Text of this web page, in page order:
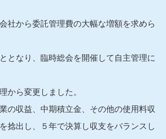
社から委託管理費の大幅な増額を求めら
となり、臨時総会を開催して自主管理に
から変更しました。
の収益、中期積立金、その他の使用料収
捻出し、５年で決算し収支をバランスし